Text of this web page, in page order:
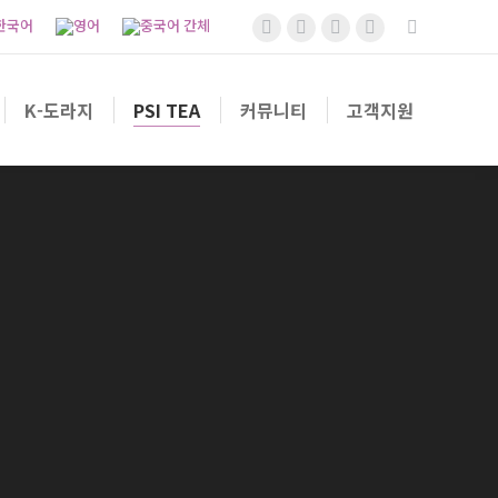
K-도라지 PSI TEA 커뮤니티 고객지원